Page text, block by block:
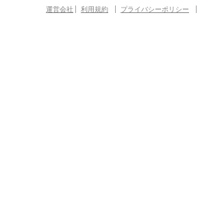
運営会社 利用規約 プライバシーポリシー